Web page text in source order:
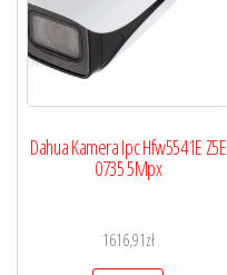
Dahua Kamera Ipc Hfw5541E Z5E
0735 5Mpx
1616,91zł